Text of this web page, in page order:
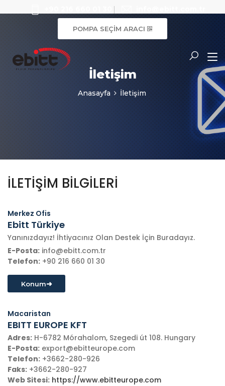
POMPA SEÇİM ARACI
İletişim
Anasayfa İletişim
İLETIŞIM BILGILERI
Merkez Ofis
Ebitt Türkiye
Yanınızdayız! İhtiyacınız Olan Destek İçin Buradayız.
E-Posta: info@ebitt.com.tr
Telefon: +90 216 660 01 30
Konum➜
Macaristan
EBITT EUROPE KFT
Adres: H-6782 Mórahalom, Szegedi út 108. Hungary
E-Posta: export@ebitteurope.com
Telefon: +3662-280-926
Faks: +3662-280-927
Web Sitesi: https://www.ebitteurope.com